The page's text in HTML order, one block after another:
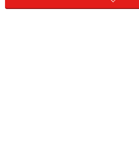
整理して収納することが大切です。